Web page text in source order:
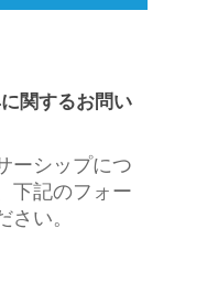
関するお問い
ーシップにつ
下記のフォー
い。